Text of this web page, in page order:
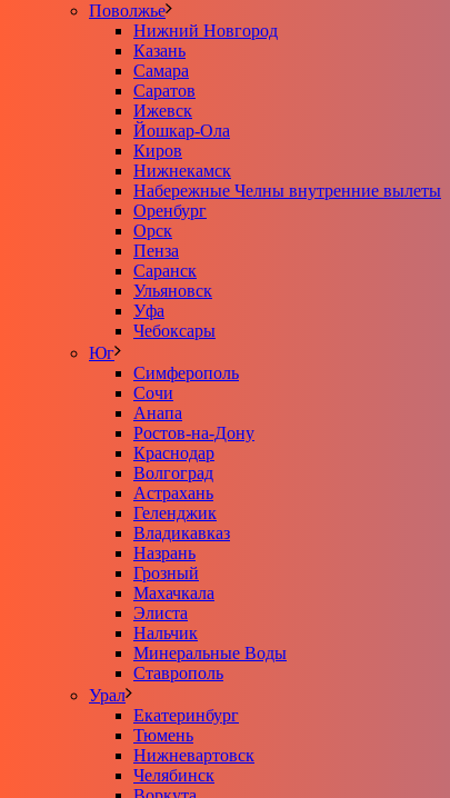
Поволжье
Нижний Новгород
Казань
Самара
Саратов
Ижевск
Йошкар-Ола
Киров
Нижнекамск
Набережные Челны внутренние вылеты
Оренбург
Орск
Пенза
Саранск
Ульяновск
Уфа
Чебоксары
Юг
Симферополь
Сочи
Анапа
Ростов-на-Дону
Краснодар
Волгоград
Астрахань
Геленджик
Владикавказ
Назрань
Грозный
Махачкала
Элиста
Нальчик
Минеральные Воды
Ставрополь
Урал
Екатеринбург
Тюмень
Нижневартовск
Челябинск